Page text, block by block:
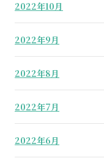
2022年10月
2022年9月
2022年8月
2022年7月
2022年6月